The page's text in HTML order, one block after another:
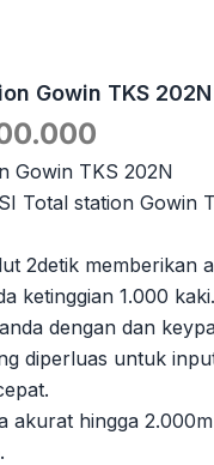
Gowin TKS 202N
Gowin TKS 202N
Total station Gowin
2detik memberikan
ketinggian 1.000 kaki.
dengan dan
diperluas untuk
akurat hingga